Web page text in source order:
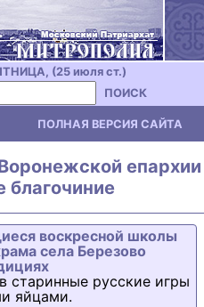
(25 июля ст.)
ПОИСК
ПОЛНАЯ ВЕРСИЯ САЙТА
епархии
благочиние
воскресной школы
села Березово
старинные русские игры
яйцами.